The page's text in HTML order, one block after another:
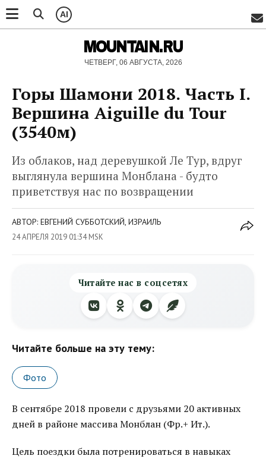
AI
MOUNTAIN.RU
ЧЕТВЕРГ, 06 АВГУСТА, 2026
Горы Шамони 2018. Часть I.
Вершина Aiguille du Tour
(3540м)
Из облаков, над деревушкой Ле Тур, вдруг
выглянула вершина Монблана - будто
приветствуя нас по возвращении
АВТОР: ЕВГЕНИЙ СУББОТСКИЙ, ИЗРАИЛЬ
24 АПРЕЛЯ 2019 01:34 MSK
Читайте нас в соцсетях
Читайте больше на эту тему:
Фото
В сентябре 2018 провели с друзьями 20 активных
дней в районе массива Монблан (Фр.+ Ит.).
Цель поездки была потренироваться в навыках